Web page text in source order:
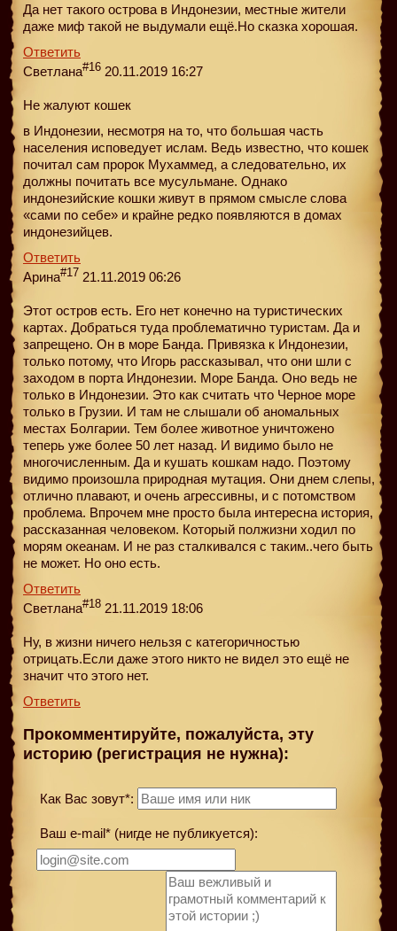
Да нет такого острова в Индонезии, местные жители
даже миф такой не выдумали ещё.Но сказка хорошая.
Ответить
Светлана#16 20.11.2019 16:27
Не жалуют кошек
в Индонезии, несмотря на то, что большая часть
населения исповедует ислам. Ведь известно, что кошек
почитал сам пророк Мухаммед, а следовательно, их
должны почитать все мусульмане. Однако
индонезийские кошки живут в прямом смысле слова
«сами по себе» и крайне редко появляются в домах
индонезийцев.
Ответить
Арина#17 21.11.2019 06:26
Этот остров есть. Его нет конечно на туристических
картах. Добраться туда проблематично туристам. Да и
запрещено. Он в море Банда. Привязка к Индонезии,
только потому, что Игорь рассказывал, что они шли с
заходом в порта Индонезии. Море Банда. Оно ведь не
только в Индонезии. Это как считать что Черное море
только в Грузии. И там не слышали об аномальных
местах Болгарии. Тем более животное уничтожено
теперь уже более 50 лет назад. И видимо было не
многочисленным. Да и кушать кошкам надо. Поэтому
видимо произошла природная мутация. Они днем слепы,
отлично плавают, и очень агрессивны, и с потомством
проблема. Впрочем мне просто была интересна история,
рассказанная человеком. Который полжизни ходил по
морям океанам. И не раз сталкивался с таким..чего быть
не может. Но оно есть.
Ответить
Светлана#18 21.11.2019 18:06
Ну, в жизни ничего нельзя с категоричностью
отрицать.Если даже этого никто не видел это ещё не
значит что этого нет.
Ответить
Прокомментируйте, пожалуйста, эту
историю (регистрация не нужна):
Как Вас зовут*:
Ваш e-mail* (нигде не публикуется):